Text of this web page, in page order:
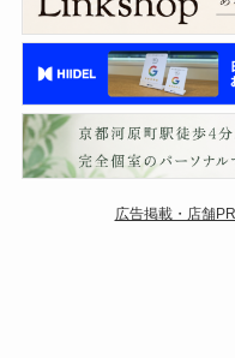
広告掲載・店舗